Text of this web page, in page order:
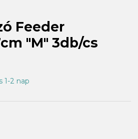
Feeder
"M" 3db/cs
1-2 nap